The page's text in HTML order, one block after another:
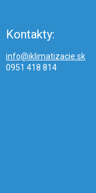
Kontakty:
info@iklimatizacie.sk
0951 418 814